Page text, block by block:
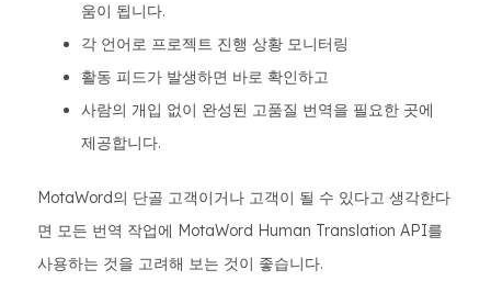
움이 됩니다.
각 언어로 프로젝트 진행 상황 모니터링
활동 피드가 발생하면 바로 확인하고
사람의 개입 없이 완성된 고품질 번역을 필요한 곳에
제공합니다.
MotaWord의 단골 고객이거나 고객이 될 수 있다고 생각한다
면 모든 번역 작업에 MotaWord Human Translation API를
사용하는 것을 고려해 보는 것이 좋습니다.